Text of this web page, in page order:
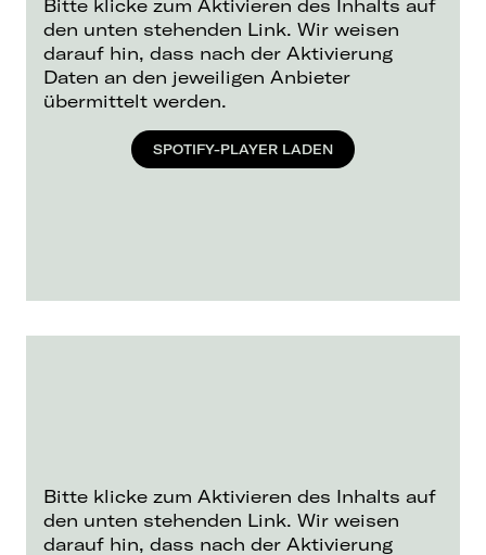
Bitte klicke zum Aktivieren des Inhalts auf
den unten stehenden Link. Wir weisen
darauf hin, dass nach der Aktivierung
Daten an den jeweiligen Anbieter
übermittelt werden.
SPOTIFY-PLAYER LADEN
Bitte klicke zum Aktivieren des Inhalts auf
den unten stehenden Link. Wir weisen
darauf hin, dass nach der Aktivierung